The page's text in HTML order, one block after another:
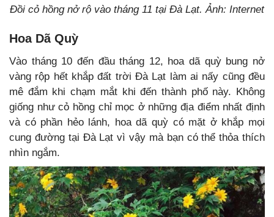
Đồi cỏ hồng nở rộ vào tháng 11 tại Đà Lạt. Ảnh: Internet
Hoa Dã Quỳ
Vào tháng 10 đến đầu tháng 12, hoa dã quỳ bung nở
vàng rộp hết khắp đất trời Đà Lạt làm ai nấy cũng đều
mê đắm khi chạm mắt khi đến thành phố này. Không
giống như cỏ hồng chỉ mọc ở những địa điểm nhất định
và có phần hẻo lánh, hoa dã quỳ có mặt ở khắp mọi
cung đường tại Đà Lạt vì vậy mà bạn có thể thỏa thích
nhìn ngắm.